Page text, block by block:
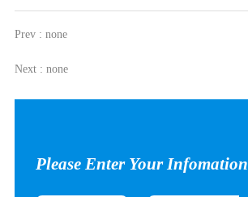
Prev : none
Next : none
Please Enter Your Infomation